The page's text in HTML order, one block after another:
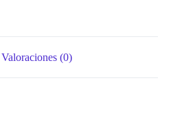
Valoraciones (0)